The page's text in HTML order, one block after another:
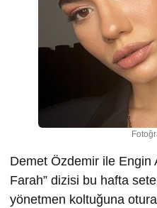
Demet Özdemir ile Engin
Farah” dizisi bu hafta
yönetmen koltuğuna